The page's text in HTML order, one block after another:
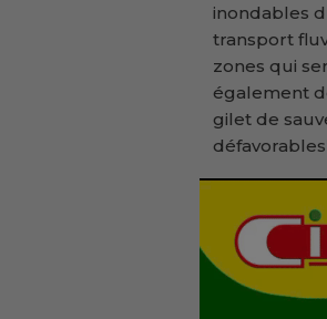
inondables
transport
zones qui
également
gilet de